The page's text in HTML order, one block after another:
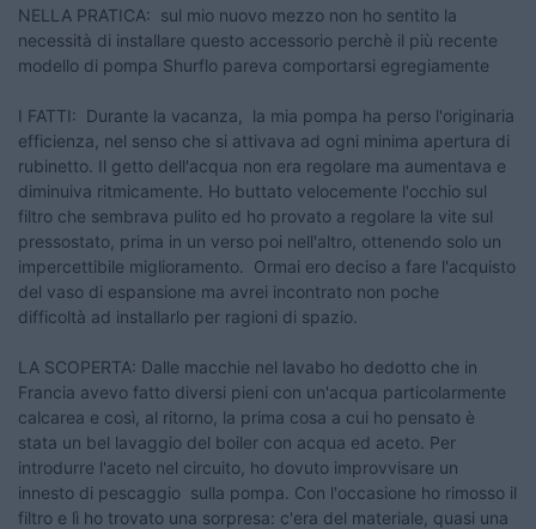
NELLA PRATICA: sul mio nuovo mezzo non ho sentito la
necessità di installare questo accessorio perchè il più recente
modello di pompa Shurflo pareva comportarsi egregiamente
I FATTI: Durante la vacanza, la mia pompa ha perso l'originaria
efficienza, nel senso che si attivava ad ogni minima apertura di
rubinetto. Il getto dell'acqua non era regolare ma aumentava e
diminuiva ritmicamente. Ho buttato velocemente l'occhio sul
filtro che sembrava pulito ed ho provato a regolare la vite sul
pressostato, prima in un verso poi nell'altro, ottenendo solo un
impercettibile miglioramento. Ormai ero deciso a fare l'acquisto
del vaso di espansione ma avrei incontrato non poche
difficoltà ad installarlo per ragioni di spazio.
LA SCOPERTA: Dalle macchie nel lavabo ho dedotto che in
Francia avevo fatto diversi pieni con un'acqua particolarmente
calcarea e così, al ritorno, la prima cosa a cui ho pensato è
stata un bel lavaggio del boiler con acqua ed aceto. Per
introdurre l'aceto nel circuito, ho dovuto improvvisare un
innesto di pescaggio sulla pompa. Con l'occasione ho rimosso il
filtro e lì ho trovato una sorpresa: c'era del materiale, quasi una